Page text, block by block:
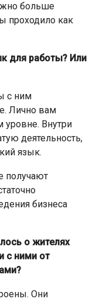
больше
проходило как
для работы? Или
с ним
Лично вам
уровне. Внутри
деятельность,
язык.
получают
бизнеса
о жителях
с ними от
Они